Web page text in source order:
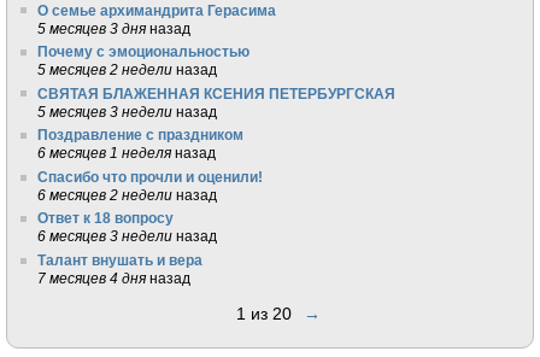
О семье архимандрита Герасима
5 месяцев 3 дня назад
Почему с эмоциональностью
5 месяцев 2 недели назад
СВЯТАЯ БЛАЖЕННАЯ КСЕНИЯ ПЕТЕРБУРГСКАЯ
5 месяцев 3 недели назад
Поздравление с праздником
6 месяцев 1 неделя назад
Спасибо что прочли и оценили!
6 месяцев 2 недели назад
Ответ к 18 вопросу
6 месяцев 3 недели назад
Талант внушать и вера
7 месяцев 4 дня назад
1 из 20 →